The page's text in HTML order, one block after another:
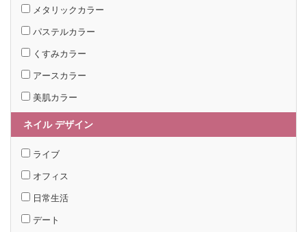
メタリックカラー
パステルカラー
くすみカラー
アースカラー
美肌カラー
ネイル デザイン
ライブ
オフィス
日常生活
デート